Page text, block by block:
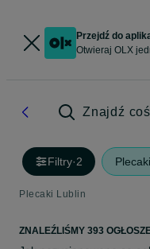
Przejdź do
Otwieraj OLX
Znajdź
Filtry·2 Plecaki
Plecaki Lublin
ZNALEŹLIŚMY 393